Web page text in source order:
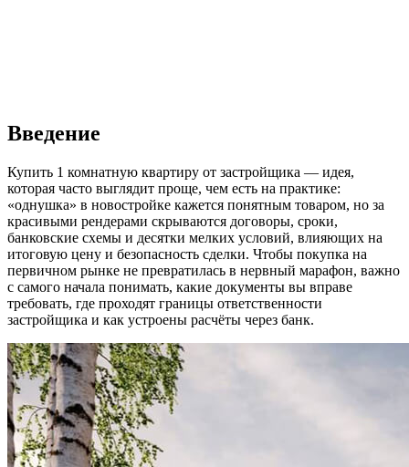
Введение
Купить 1 комнатную квартиру от застройщика — идея,
которая часто выглядит проще, чем есть на практике:
«однушка» в новостройке кажется понятным товаром, но за
красивыми рендерами скрываются договоры, сроки,
банковские схемы и десятки мелких условий, влияющих на
итоговую цену и безопасность сделки. Чтобы покупка на
первичном рынке не превратилась в нервный марафон, важно
с самого начала понимать, какие документы вы вправе
требовать, где проходят границы ответственности
застройщика и как устроены расчёты через банк.